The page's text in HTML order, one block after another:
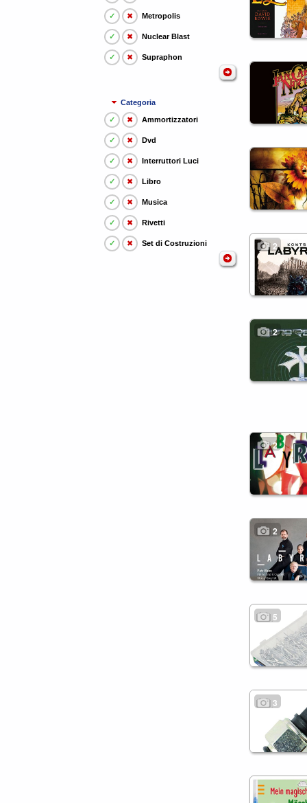
✓ ✖ Metropolis
✓ ✖ Nuclear Blast
✓ ✖ Supraphon
Categoria
✓ ✖ Ammortizzatori
✓ ✖ Dvd
✓ ✖ Interruttori Luci
✓ ✖ Libro
✓ ✖ Musica
✓ ✖ Rivetti
✓ ✖ Set di Costruzioni 2
2
2
2
5
3